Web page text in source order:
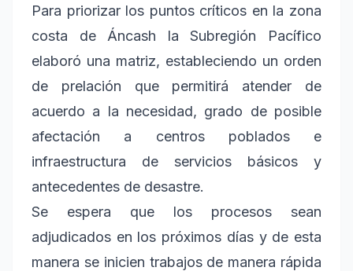
Para priorizar los puntos críticos en la zona
costa de Áncash la Subregión Pacífico
elaboró una matriz, estableciendo un orden
de prelación que permitirá atender de
acuerdo a la necesidad, grado de posible
afectación a centros poblados e
infraestructura de servicios básicos y
antecedentes de desastre.
Se espera que los procesos sean
adjudicados en los próximos días y de esta
manera se inicien trabajos de manera rápida